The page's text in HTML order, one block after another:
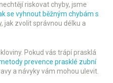
riskovat chyby, jsme
se vyhnout běžným chybám s
jak zvolit správnou délku a
Pokud vás trápí prasklá
prevence prasklé zubní
a návyky vám mohou ulevit.